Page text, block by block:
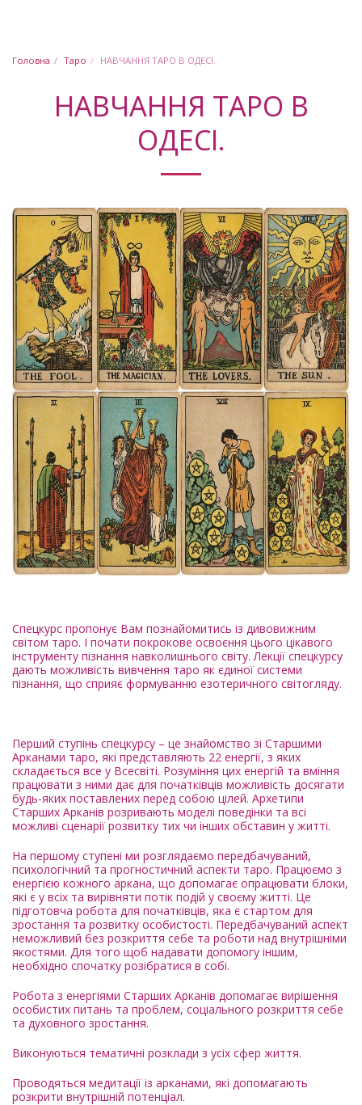
Головна Таро НАВЧАННЯ ТАРО В ОДЕСІ.
НАВЧАННЯ ТАРО В
ОДЕСІ.
Спецкурс пропонує Вам познайомитись із дивовижним
світом таро. І почати покрокове освоєння цього цікавого
інструменту пізнання навколишнього світу. Лекції спецкурсу
дають можливість вивчення таро як єдиної системи
пізнання, що сприяє формуванню езотеричного світогляду.
Перший ступінь спецкурсу – це знайомство зі Старшими
Арканами таро, які представляють 22 енергії, з яких
складається все у Всесвіті. Розуміння цих енергій та вміння
працювати з ними дає для початківців можливість досягати
будь-яких поставлених перед собою цілей. Архетипи
Старших Арканів розривають моделі поведінки та всі
можливі сценарії розвитку тих чи інших обставин у житті.
На першому ступені ми розглядаємо передбачуваний,
психологічний та прогностичний аспекти таро. Працюємо з
енергією кожного аркана, що допомагає опрацювати блоки,
які є у всіх та вирівняти потік подій у своєму житті. Це
підготовча робота для початківців, яка є стартом для
зростання та розвитку особистості. Передбачуваний аспект
неможливий без розкриття себе та роботи над внутрішніми
якостями. Для того щоб надавати допомогу іншим,
необхідно спочатку розібратися в собі.
Робота з енергіями Старших Арканів допомагає вирішення
особистих питань та проблем, соціального розкриття себе
та духовного зростання.
Виконуються тематичні розклади з усіх сфер життя.
Проводяться медитації із арканами, які допомагають
розкрити внутрішній потенціал.